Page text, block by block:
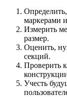
маркерами
Измерить
размер.
Оценить,
секций.
Проверить
Учесть